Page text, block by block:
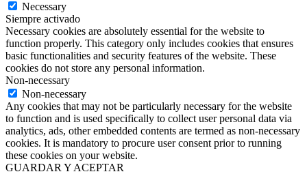
Necessary
Siempre activado
Necessary cookies are absolutely essential for the website to
function properly. This category only includes cookies that ensures
basic functionalities and security features of the website. These
cookies do not store any personal information.
Non-necessary
Non-necessary
Any cookies that may not be particularly necessary for the website
to function and is used specifically to collect user personal data via
analytics, ads, other embedded contents are termed as non-necessary
cookies. It is mandatory to procure user consent prior to running
these cookies on your website.
GUARDAR Y ACEPTAR